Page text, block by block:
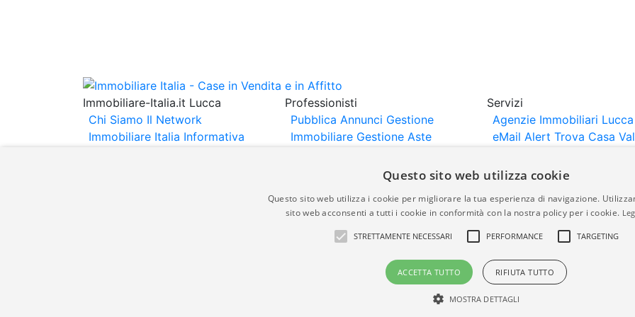
Immobiliare-Italia.it Lucca
Chi Siamo Il Network
Immobiliare Italia Informativa
Professionisti
Pubblica Annunci Gestione
Immobiliare Gestione Aste
Importazione
Servizi
Agenzie Immobiliari Lucca
eMail Alert Trova Casa
Gli annunci immobiliari presenti su immobiliare-italia.it vengono pubblicati da agenzie immobiliari e
italia.it quindi non è responsabile della veridicità, della correttezza, della completezza, della
Questo sito web utilizza cookie
Questo sito web utilizza i cookie per migliorare la tua esperienza di navigazione.
sito web acconsenti a tutti i cookie in conformità con la nostra policy per i cookie.
STRETTAMENTE NECESSARI PERFORMANCE TARGETING
ACCETTA TUTTO RIFIUTA TUTTO
MOSTRA DETTAGLI